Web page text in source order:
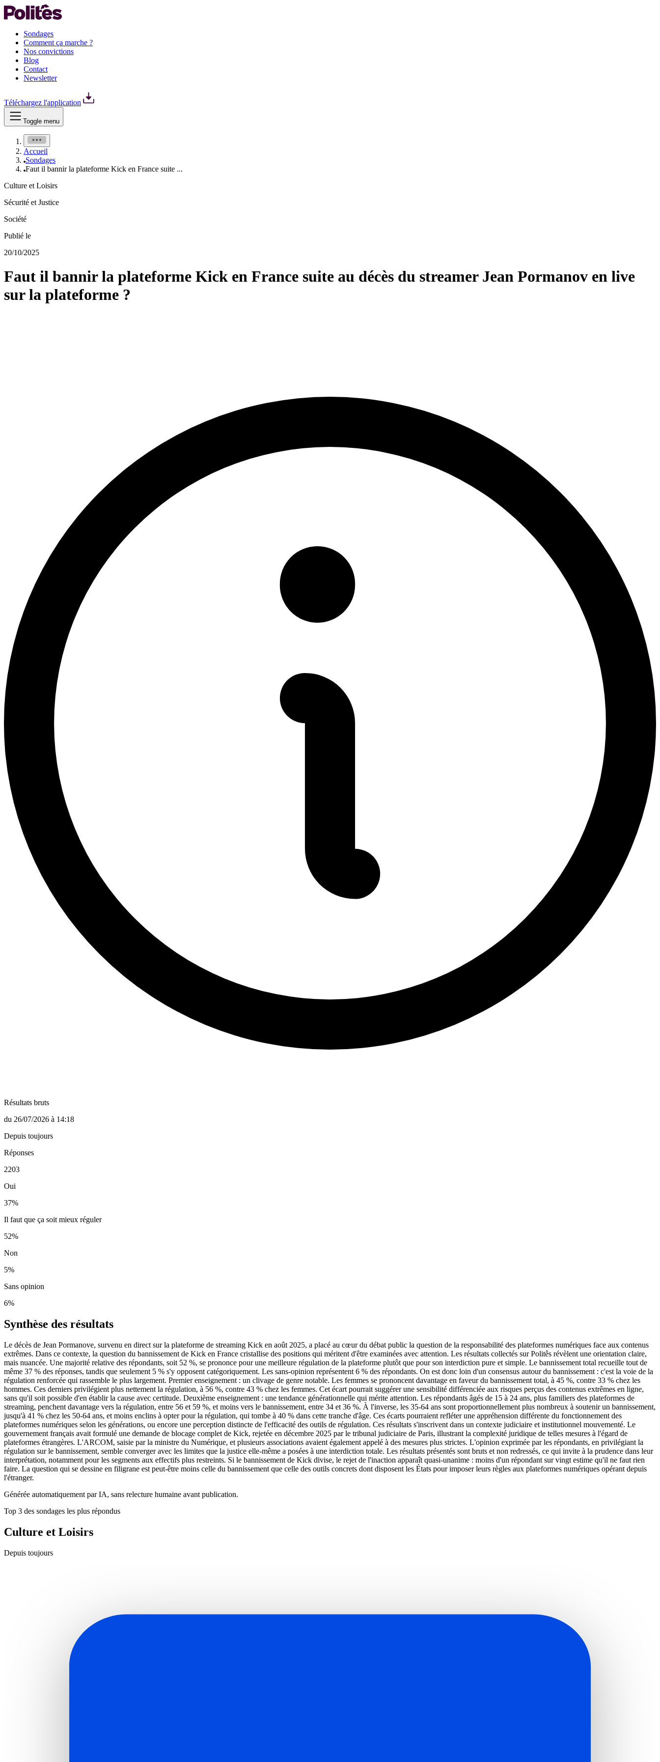
Sondages
Comment ça marche ?
Nos convictions
Blog
Contact
Newsletter
Téléchargez l'application
Toggle menu
Accueil
Sondages
Faut il bannir la plateforme Kick en France suite ...
Culture et Loisirs
Sécurité et Justice
Société
Publié le
20/10/2025
Faut il bannir la plateforme Kick en France suite au décès du streamer Jean Pormanov en live
sur la plateforme ?
Résultats bruts
du 26/07/2026 à 14:18
Depuis toujours
Réponses
2203
Oui
37%
Il faut que ça soit mieux réguler
52%
Non
5%
Sans opinion
6%
Synthèse des résultats
Le décès de Jean Pormanove, survenu en direct sur la plateforme de streaming Kick en août 2025, a placé au cœur du débat public la question de la responsabilité des plateformes numériques face aux contenus
extrêmes. Dans ce contexte, la question du bannissement de Kick en France cristallise des positions qui méritent d'être examinées avec attention. Les résultats collectés sur Politês révèlent une orientation claire,
mais nuancée. Une majorité relative des répondants, soit 52 %, se prononce pour une meilleure régulation de la plateforme plutôt que pour son interdiction pure et simple. Le bannissement total recueille tout de
même 37 % des réponses, tandis que seulement 5 % s'y opposent catégoriquement. Les sans-opinion représentent 6 % des répondants. On est donc loin d'un consensus autour du bannissement : c'est la voie de la
régulation renforcée qui rassemble le plus largement. Premier enseignement : un clivage de genre notable. Les femmes se prononcent davantage en faveur du bannissement total, à 45 %, contre 33 % chez les
hommes. Ces derniers privilégient plus nettement la régulation, à 56 %, contre 43 % chez les femmes. Cet écart pourrait suggérer une sensibilité différenciée aux risques perçus des contenus extrêmes en ligne,
sans qu'il soit possible d'en établir la cause avec certitude. Deuxième enseignement : une tendance générationnelle qui mérite attention. Les répondants âgés de 15 à 24 ans, plus familiers des plateformes de
streaming, penchent davantage vers la régulation, entre 56 et 59 %, et moins vers le bannissement, entre 34 et 36 %. À l'inverse, les 35-64 ans sont proportionnellement plus nombreux à soutenir un bannissement,
jusqu'à 41 % chez les 50-64 ans, et moins enclins à opter pour la régulation, qui tombe à 40 % dans cette tranche d'âge. Ces écarts pourraient refléter une appréhension différente du fonctionnement des
plateformes numériques selon les générations, ou encore une perception distincte de l'efficacité des outils de régulation. Ces résultats s'inscrivent dans un contexte judiciaire et institutionnel mouvementé. Le
gouvernement français avait formulé une demande de blocage complet de Kick, rejetée en décembre 2025 par le tribunal judiciaire de Paris, illustrant la complexité juridique de telles mesures à l'égard de
plateformes étrangères. L'ARCOM, saisie par la ministre du Numérique, et plusieurs associations avaient également appelé à des mesures plus strictes. L'opinion exprimée par les répondants, en privilégiant la
régulation sur le bannissement, semble converger avec les limites que la justice elle-même a posées à une interdiction totale. Les résultats présentés sont bruts et non redressés, ce qui invite à la prudence dans leur
interprétation, notamment pour les segments aux effectifs plus restreints. Si le bannissement de Kick divise, le rejet de l'inaction apparaît quasi-unanime : moins d'un répondant sur vingt estime qu'il ne faut rien
faire. La question qui se dessine en filigrane est peut-être moins celle du bannissement que celle des outils concrets dont disposent les États pour imposer leurs règles aux plateformes numériques opérant depuis
l'étranger.
Générée automatiquement par IA, sans relecture humaine avant publication.
Top 3 des sondages les plus répondus
Culture et Loisirs
Depuis toujours